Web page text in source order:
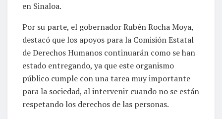
en Sinaloa.
Por su parte, el gobernador Rubén Rocha Moya,
destacó que los apoyos para la Comisión Estatal
de Derechos Humanos continuarán como se han
estado entregando, ya que este organismo
público cumple con una tarea muy importante
para la sociedad, al intervenir cuando no se están
respetando los derechos de las personas.